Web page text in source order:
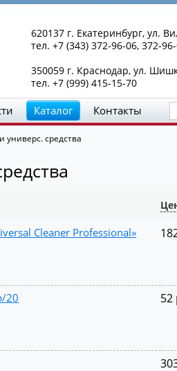
620137 г. Екатеринбург, ул.
тел. +7 (343) 372-96-06, 372-
350059 г. Краснодар, ул.
тел. +7 (999) 415-15-70
Каталог Контакты
средства
Cleaner Professional»
20 52